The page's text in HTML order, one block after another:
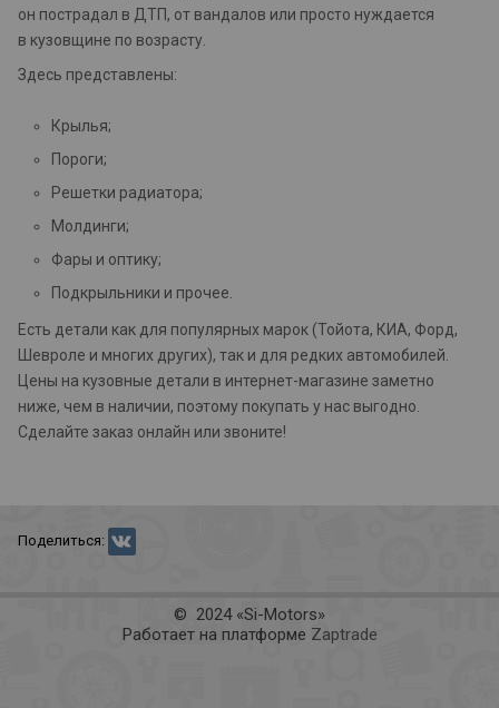
он пострадал в ДТП, от вандалов или просто нуждается
в кузовщине по возрасту.
Здесь представлены:
Крылья;
Пороги;
Решетки радиатора;
Молдинги;
Фары и оптику;
Подкрыльники и прочее.
Есть детали как для популярных марок (Тойота, КИА, Форд,
Шевроле и многих других), так и для редких автомобилей.
Цены на кузовные детали в интернет-магазине заметно
ниже, чем в наличии, поэтому покупать у нас выгодно.
Сделайте заказ онлайн или звоните!
Поделиться:
© 2024 «Si-Motors»
Работает на платформе Zaptrade